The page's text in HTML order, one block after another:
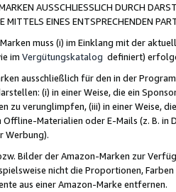
AUSSCHLIESSLICH DURCH
MITTELS EINES ENTSPRECHENDEN
muss (i) im Einklang mit der
im Vergütungskatalog definiert)
ausschließlich für den in der
(i) in einer Weise, die ein
zu verunglimpfen, (iii) in einer Weise,
Materialien oder E-Mails (z. B. in
Werbung).
Bilder der Amazon-Marken zur
nicht die Proportionen,
aus einer Amazon-Marke entfernen.